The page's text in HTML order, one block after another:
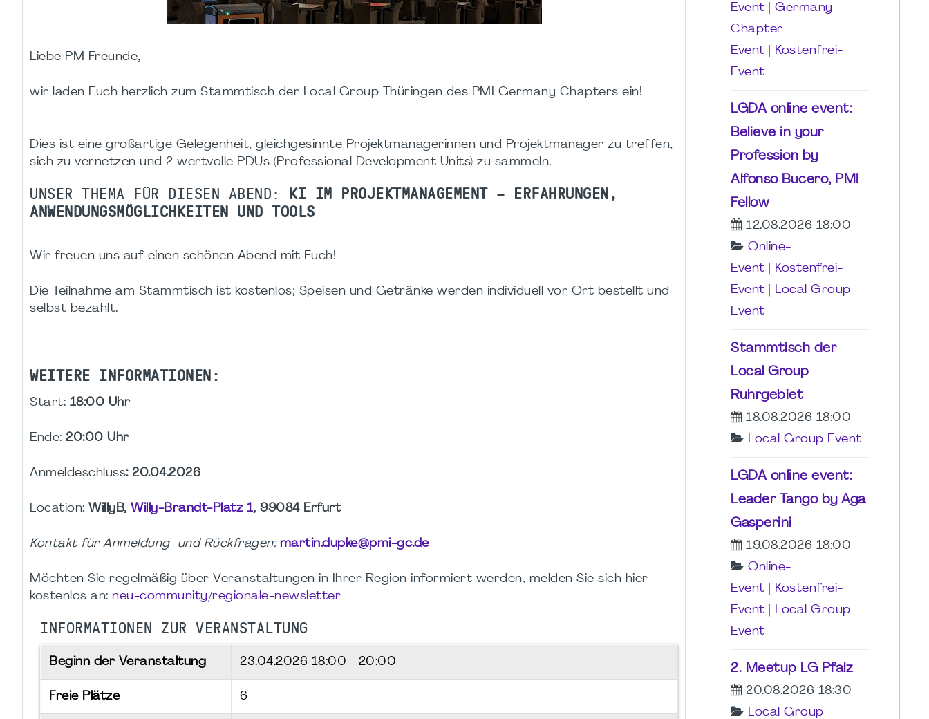
Liebe PM Freunde,
wir laden Euch herzlich zum Stammtisch der Local Group Thüringen des PMI Germany Chapters ein!
Dies ist eine großartige Gelegenheit, gleichgesinnte Projektmanagerinnen und Projektmanager zu treffen,
sich zu vernetzen und 2 wertvolle PDUs (Professional Development Units) zu sammeln.
UNSER THEMA FÜR DIESEN ABEND: KI IM PROJEKTMANAGEMENT – ERFAHRUNGEN,
ANWENDUNGSMÖGLICHKEITEN UND TOOLS
Wir freuen uns auf einen schönen Abend mit Euch!
Die Teilnahme am Stammtisch ist kostenlos; Speisen und Getränke werden individuell vor Ort bestellt und
selbst bezahlt.
WEITERE INFORMATIONEN:
Start: 18:00 Uhr
Ende: 20:00 Uhr
Anmeldeschluss: 20.04.2026
Location: WillyB, Willy-Brandt-Platz 1, 99084 Erfurt
Kontakt für Anmeldung und Rückfragen: martin.dupke@pmi-gc.de
Möchten Sie regelmäßig über Veranstaltungen in Ihrer Region informiert werden, melden Sie sich hier
kostenlos an: neu-community/regionale-newsletter
INFORMATIONEN ZUR VERANSTALTUNG
Beginn der Veranstaltung 23.04.2026 18:00 - 20:00
Freie Plätze 6
Event
Germany
Chapter
Event
Kostenfrei-
Event
LGDA online event:
Believe in your
Profession by
Alfonso Bucero, PMI
Fellow
12.08.2026 18:00
Online-
Event
Kostenfrei-
Event
Local Group
Event
Stammtisch der
Local Group
Ruhrgebiet
18.08.2026 18:00
Local Group Event
LGDA online event:
Leader Tango by Aga
Gasperini
19.08.2026 18:00
Online-
Event
Kostenfrei-
Event
Local Group
Event
2. Meetup LG Pfalz
20.08.2026 18:30
Local Group